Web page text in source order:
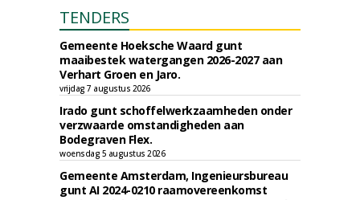
TENDERS
Gemeente Hoeksche Waard gunt
maaibestek watergangen 2026-2027 aan
Verhart Groen en Jaro.
vrijdag 7 augustus 2026
Irado gunt schoffelwerkzaamheden onder
verzwaarde omstandigheden aan
Bodegraven Flex.
woensdag 5 augustus 2026
Gemeente Amsterdam, Ingenieursbureau
gunt AI 2024-0210 raamovereenkomst